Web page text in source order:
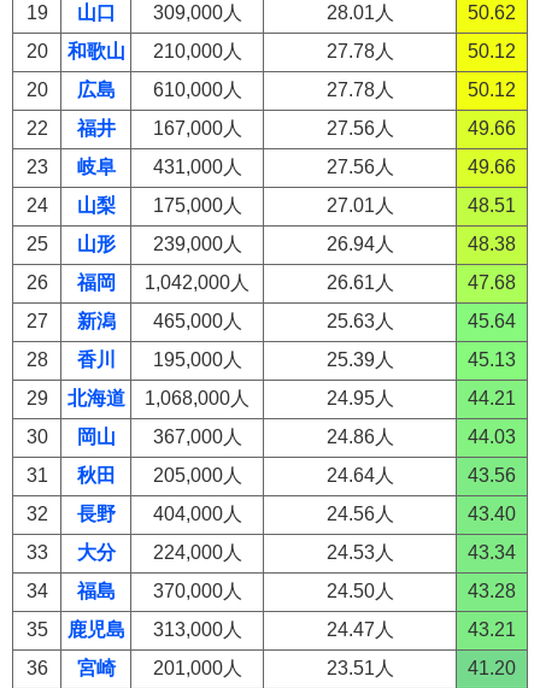
19
山口 309,000人 28.01人
50.62
20
和歌山 210,000人 27.78人
50.12
20
広島 610,000人 27.78人
50.12
22
福井 167,000人 27.56人
49.66
23
岐阜 431,000人 27.56人
49.66
24
山梨 175,000人 27.01人
48.51
25
山形 239,000人 26.94人
48.38
26
福岡 1,042,000人 26.61人
47.68
27
新潟 465,000人 25.63人
45.64
28
香川 195,000人 25.39人
45.13
29
北海道 1,068,000人 24.95人
44.21
30
岡山 367,000人 24.86人
44.03
31
秋田 205,000人 24.64人
43.56
32
長野 404,000人 24.56人
43.40
33
大分 224,000人 24.53人
43.34
34
福島 370,000人 24.50人
43.28
35
鹿児島 313,000人 24.47人
43.21
36
宮崎 201,000人 23.51人
41.20